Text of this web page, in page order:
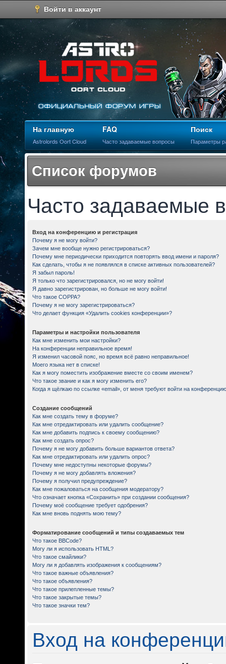
Войти в аккаунт
На главную
Astrolords Oort Cloud
FAQ
Часто задаваемые вопросы
Поиск
Параметры
Список форумов
Часто задаваемые
Вход на конференцию и регистрация
Почему я не могу войти?
Зачем мне вообще нужно регистрироваться?
Почему мне периодически приходится повторять ввод имени и пароля?
Как сделать, чтобы я не появлялся в списке активных пользователей?
Я забыл пароль!
Я только что зарегистрировался, но не могу войти!
Я давно зарегистрирован, но больше не могу войти!
Что такое COPPA?
Почему я не могу зарегистрироваться?
Что делает функция «Удалить cookies конференции»?
Параметры и настройки пользователя
Как мне изменить мои настройки?
На конференции неправильное время!
Я изменил часовой пояс, но время всё равно неправильное!
Моего языка нет в списке!
Как я могу поместить изображение вместе со своим именем?
Что такое звание и как я могу изменить его?
Когда я щёлкаю по ссылке «email», от меня требуют войти на
Создание сообщений
Как мне создать тему в форуме?
Как мне отредактировать или удалить сообщение?
Как мне добавить подпись к своему сообщению?
Как мне создать опрос?
Почему я не могу добавить больше вариантов ответа?
Как мне отредактировать или удалить опрос?
Почему мне недоступны некоторые форумы?
Почему я не могу добавлять вложения?
Почему я получил предупреждение?
Как мне пожаловаться на сообщения модератору?
Что означает кнопка «Сохранить» при создании сообщения?
Почему моё сообщение требует одобрения?
Как мне вновь поднять мою тему?
Форматирование сообщений и типы создаваемых тем
Что такое BBCode?
Могу ли я использовать HTML?
Что такое смайлики?
Могу ли я добавлять изображения к сообщениям?
Что такое важные объявления?
Что такое объявления?
Что такое прилепленные темы?
Что такое закрытые темы?
Что такое значки тем?
Вход на